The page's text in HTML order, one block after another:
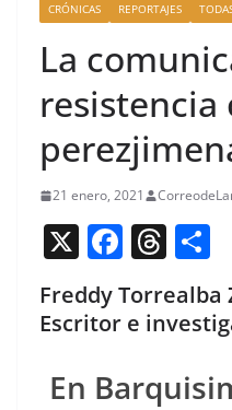
CRÓNICAS REPORTAJES
La
resistencia
21 enero, 2021
X F
a
c
e
b
T
re
a
d
o
p
Freddy Torrealba
Escritor e
En